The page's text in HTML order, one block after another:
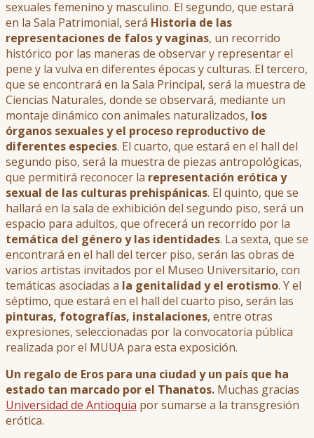
sexuales femenino y masculino. El segundo, que estará
en la Sala Patrimonial, será Historia de las
representaciones de falos y vaginas, un recorrido
histórico por las maneras de observar y representar el
pene y la vulva en diferentes épocas y culturas. El tercero,
que se encontrará en la Sala Principal, será la muestra de
Ciencias Naturales, donde se observará, mediante un
montaje dinámico con animales naturalizados, los
órganos sexuales y el proceso reproductivo de
diferentes especies. El cuarto, que estará en el hall del
segundo piso, será la muestra de piezas antropológicas,
que permitirá reconocer la representación erótica y
sexual de las culturas prehispánicas. El quinto, que se
hallará en la sala de exhibición del segundo piso, será un
espacio para adultos, que ofrecerá un recorrido por la
temática del género y las identidades. La sexta, que se
encontrará en el hall del tercer piso, serán las obras de
varios artistas invitados por el Museo Universitario, con
temáticas asociadas a la genitalidad y el erotismo. Y el
séptimo, que estará en el hall del cuarto piso, serán las
pinturas, fotografías, instalaciones, entre otras
expresiones, seleccionadas por la convocatoria pública
realizada por el MUUA para esta exposición.
Un regalo de Eros para una ciudad y un país que ha
estado tan marcado por el Thanatos. Muchas gracias
Universidad de Antioquia por sumarse a la transgresión
erótica.